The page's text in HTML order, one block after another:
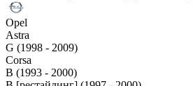
Opel
Astra
G (1998 - 2009)
Corsa
B (1993 - 2000)